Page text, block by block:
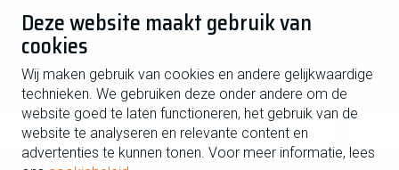
Deze website maakt gebruik van
cookies
Wij maken gebruik van cookies en andere gelijkwaardige
technieken. We gebruiken deze onder andere om de
website goed te laten functioneren, het gebruik van de
website te analyseren en relevante content en
advertenties te kunnen tonen. Voor meer informatie, lees
Schrijf je in voor de nieuwsbrief
Voornaam
Achternaam